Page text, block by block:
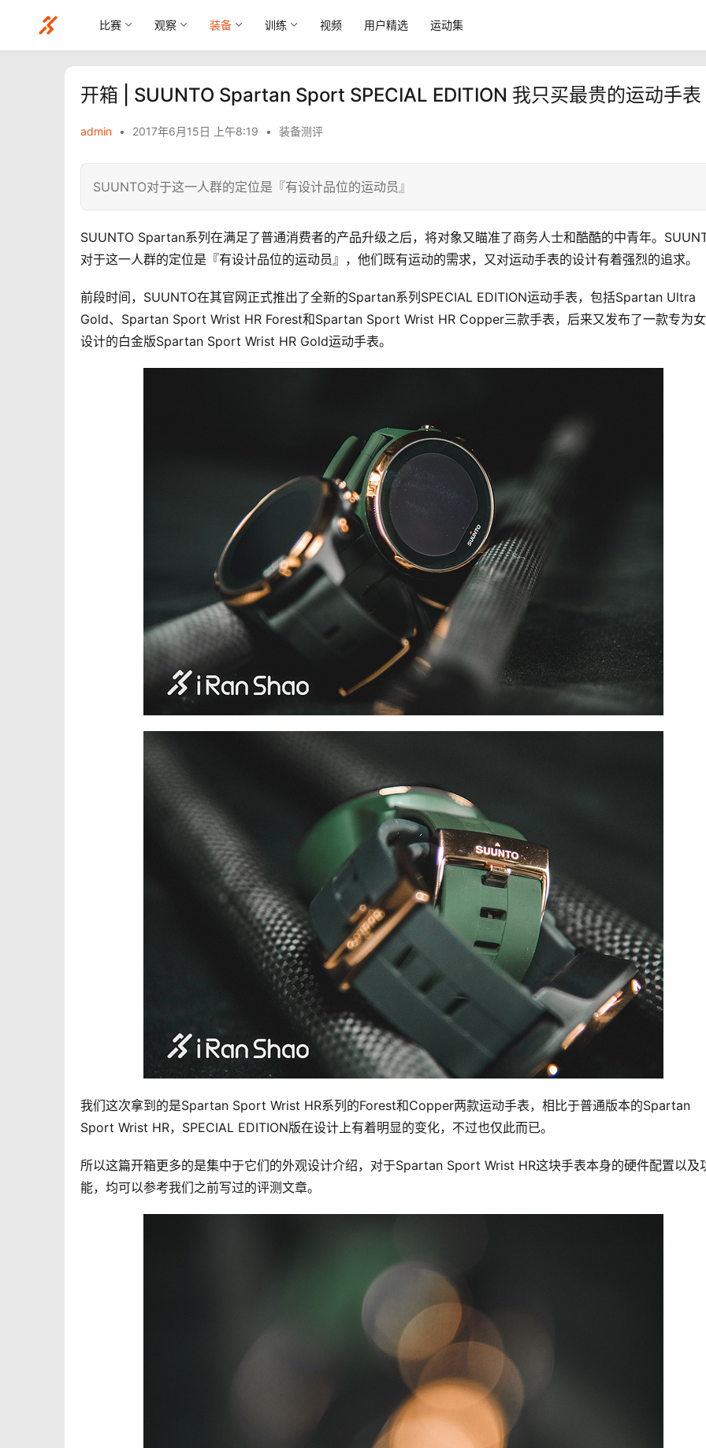
比赛 观察 装备 训练 视频 用户精选 运动集
开箱 | SUUNTO Spartan Sport SPECIAL EDITION 我只买最贵的运动手表
admin • 2017年6月15日 上午8:19 • 装备测评
SUUNTO对于这一人群的定位是『有设计品位的运动员』
SUUNTO Spartan系列在满足了普通消费者的产品升级之后，将对象又瞄准了商务人士和酷酷的中青年。
对于这一人群的定位是『有设计品位的运动员』，他们既有运动的需求，又对运动手表的设计有着强烈的追求。
前段时间，SUUNTO在其官网正式推出了全新的Spartan系列SPECIAL EDITION运动手表，包括Spartan Ultra
Gold、Spartan Sport Wrist HR Forest和Spartan Sport Wrist HR Copper三款手表，后来又发布了一款专为
设计的白金版Spartan Sport Wrist HR Gold运动手表。
我们这次拿到的是Spartan Sport Wrist HR系列的Forest和Copper两款运动手表，相比于普通版本的Spartan
Sport Wrist HR，SPECIAL EDITION版在设计上有着明显的变化，不过也仅此而已。
所以这篇开箱更多的是集中于它们的外观设计介绍，对于Spartan Sport Wrist HR这块手表本身的硬件配置以及
能，均可以参考我们之前写过的评测文章。